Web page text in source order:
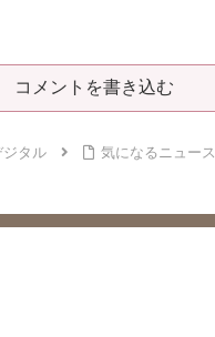
コメントを書き込む
ジタル 気になるニュース